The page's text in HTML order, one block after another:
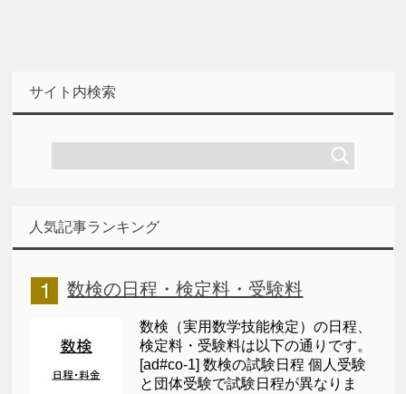
サイト内検索
人気記事ランキング
数検の日程・検定料・受験料
数検（実用数学技能検定）の日程、
検定料・受験料は以下の通りです。
[ad#co-1] 数検の試験日程 個人受験
と団体受験で試験日程が異なりま